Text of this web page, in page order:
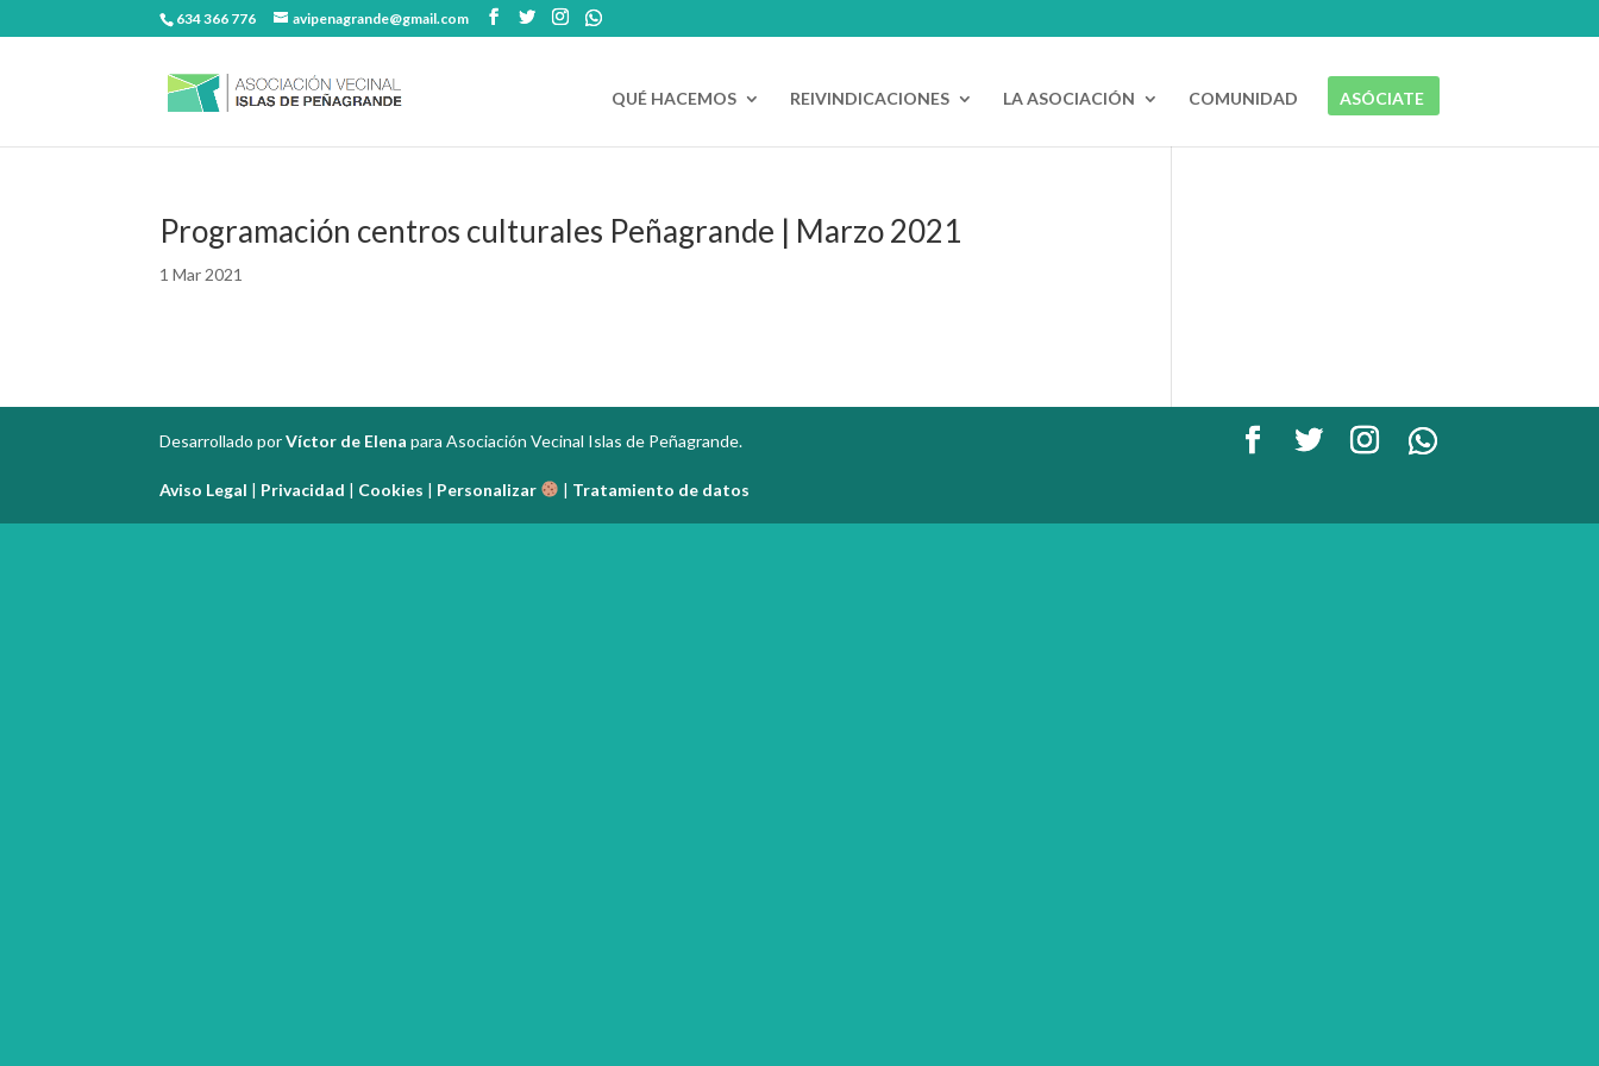
634 366 776 avipenagrande@gmail.com
QUÉ HACEMOS REIVINDICACIONES LA ASOCIACIÓN COMUNIDAD ASÓCIATE
Programación centros culturales Peñagrande | Marzo 2021
1 Mar 2021
Desarrollado porVíctor de Elena para Asociación Vecinal Islas de Peñagrande.
Aviso Legal | Privacidad | Cookies | Personalizar | Tratamiento de datos